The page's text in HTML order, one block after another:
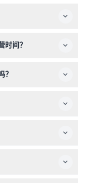
奴鲁鲁，并在票证有
时间？
运行时间为上午
行时间为上午9:45
订时确认）。
？
验顺畅便捷。